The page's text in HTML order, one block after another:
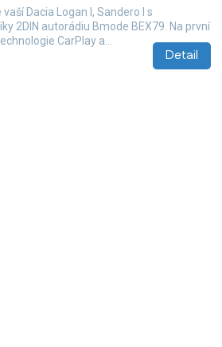
Detail
Dacia Logan I, Sandero I s
2DIN autorádiu Bmode BEX79. Na první
CarPlay a...